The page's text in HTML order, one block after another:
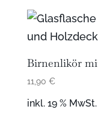
Birnenlikör
11,90 €
inkl. 19 % MwSt.